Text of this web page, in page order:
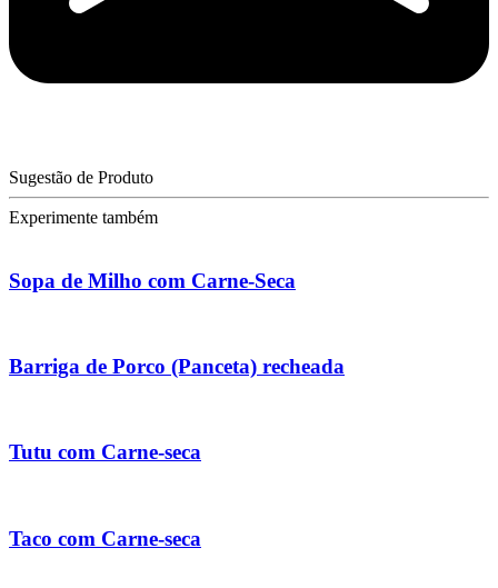
Sugestão de Produto
Experimente também
Sopa de Milho com Carne-Seca
Barriga de Porco (Panceta) recheada
Tutu com Carne-seca
Taco com Carne-seca